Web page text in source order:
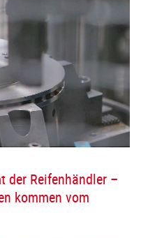
der Reifenhändler –
kommen vom